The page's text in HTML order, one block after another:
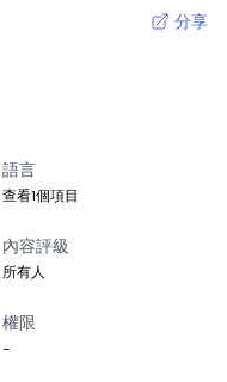
分享
語言
查看1個項目
內容評級
所有人
權限
-